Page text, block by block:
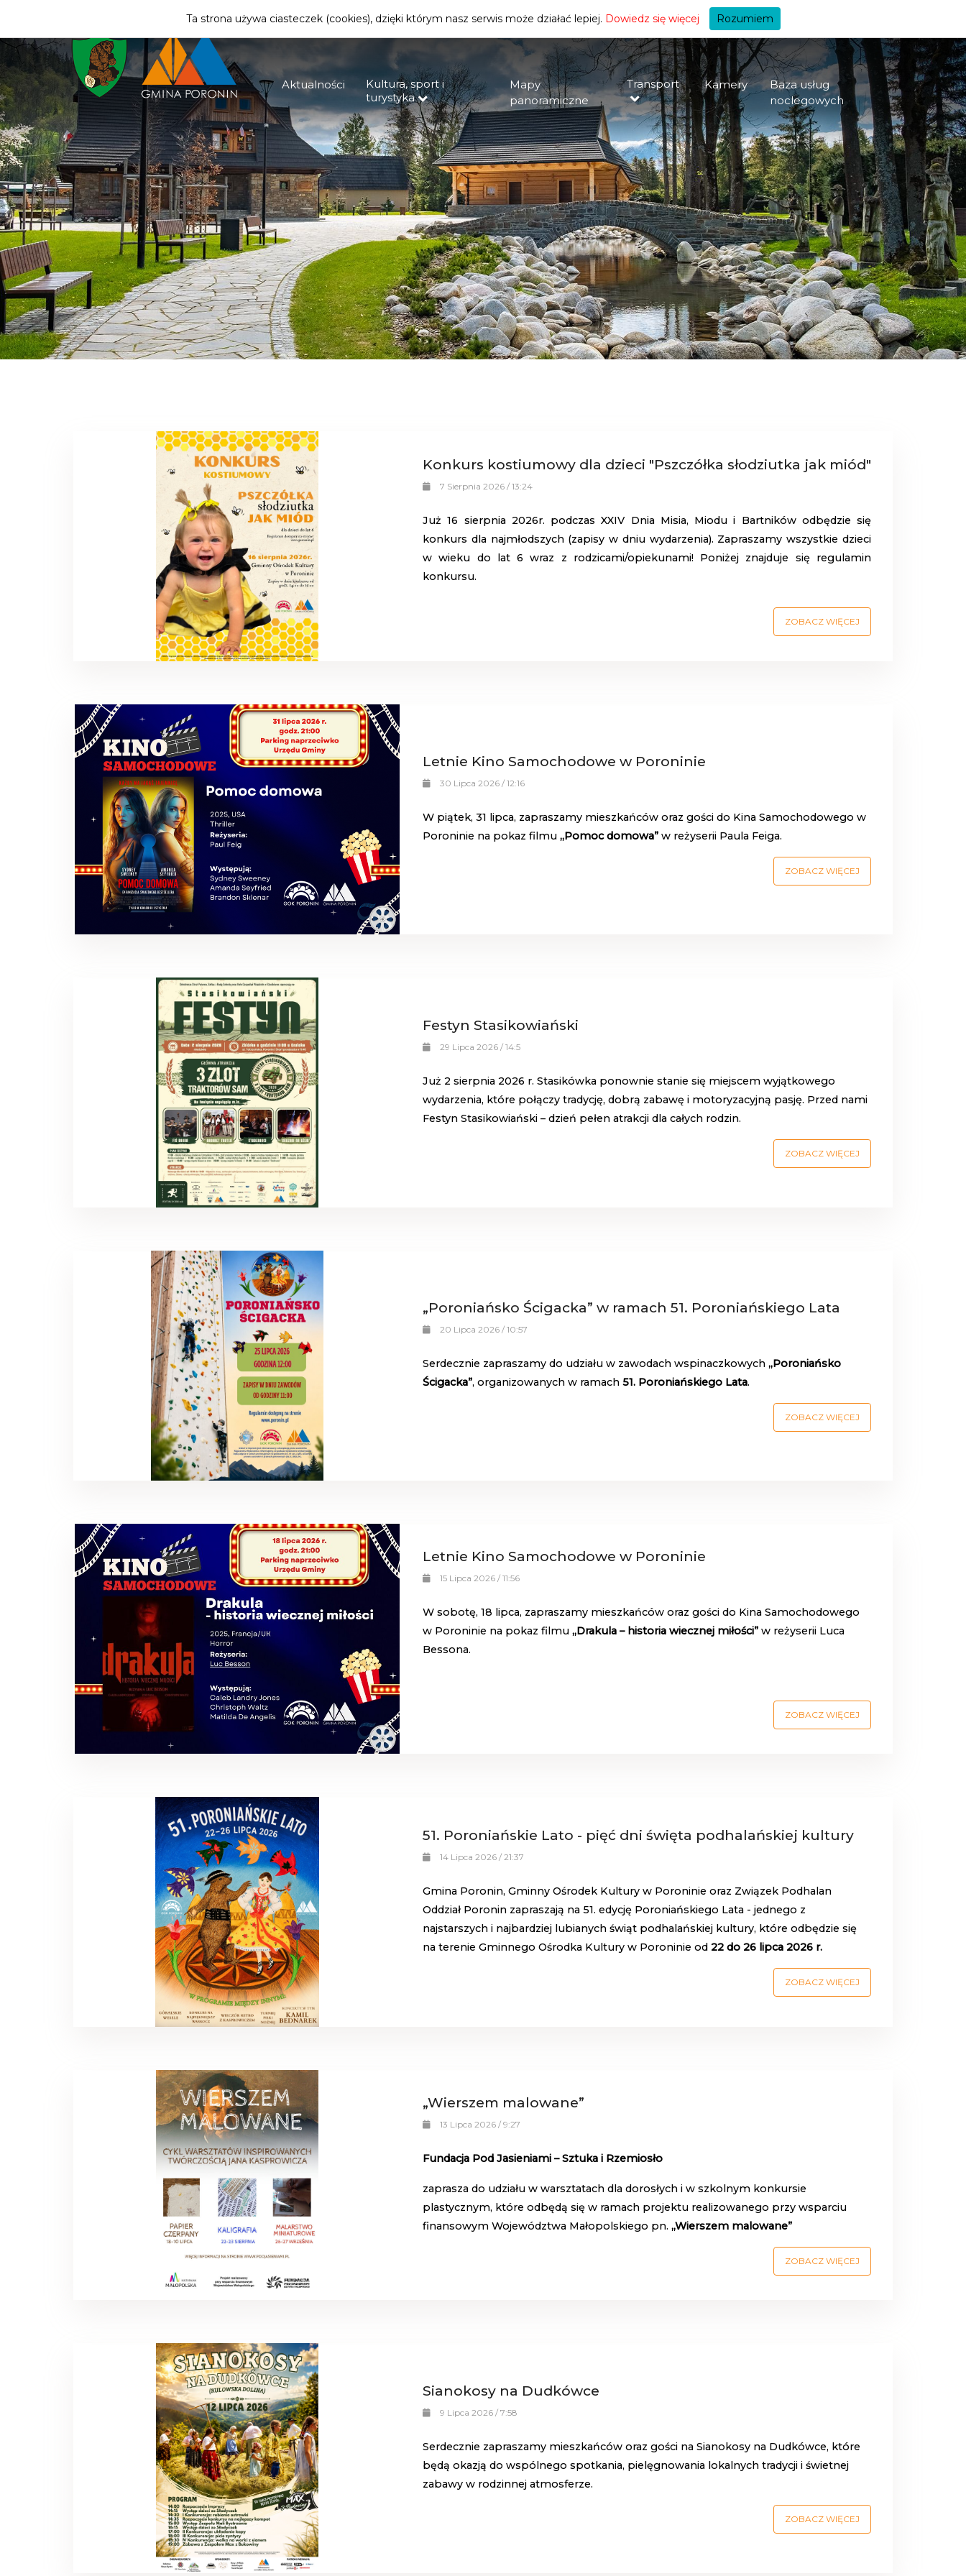
| TURYSTA +A
Aktualności
Kultura, sport i
turystyka
Mapy
panoramiczne
Transport Kamery
Baza usług
noclegowych
Konkurs kostiumowy dla dzieci "Pszczółka słodziutka jak miód"
7 Sierpnia 2026 / 13:24
Już 16 sierpnia 2026r. podczas XXIV Dnia Misia, Miodu i Bartników odbędzie się
konkurs dla najmłodszych (zapisy w dniu wydarzenia). Zapraszamy wszystkie dzieci
w wieku do lat 6 wraz z rodzicami/opiekunami! Poniżej znajduje się regulamin
konkursu.
ZOBACZ WIĘCEJ
Letnie Kino Samochodowe w Poroninie
30 Lipca 2026 / 12:16
W piątek, 31 lipca, zapraszamy mieszkańców oraz gości do Kina Samochodowego w
Poroninie na pokaz filmu „Pomoc domowa” w reżyserii Paula Feiga.
ZOBACZ WIĘCEJ
Festyn Stasikowiański
29 Lipca 2026 / 14:5
Już 2 sierpnia 2026 r. Stasikówka ponownie stanie się miejscem wyjątkowego
wydarzenia, które połączy tradycję, dobrą zabawę i motoryzacyjną pasję. Przed nami
Festyn Stasikowiański – dzień pełen atrakcji dla całych rodzin.
ZOBACZ WIĘCEJ
„Poroniańsko Ścigacka” w ramach 51. Poroniańskiego Lata
20 Lipca 2026 / 10:57
Serdecznie zapraszamy do udziału w zawodach wspinaczkowych „Poroniańsko
Ścigacka”, organizowanych w ramach 51. Poroniańskiego Lata.
ZOBACZ WIĘCEJ
Letnie Kino Samochodowe w Poroninie
15 Lipca 2026 / 11:56
W sobotę, 18 lipca, zapraszamy mieszkańców oraz gości do Kina Samochodowego
w Poroninie na pokaz filmu „Drakula – historia wiecznej miłości” w reżyserii Luca
Bessona.
ZOBACZ WIĘCEJ
51. Poroniańskie Lato - pięć dni święta podhalańskiej kultury
14 Lipca 2026 / 21:37
Gmina Poronin, Gminny Ośrodek Kultury w Poroninie oraz Związek Podhalan
Oddział Poronin zapraszają na 51. edycję Poroniańskiego Lata - jednego z
najstarszych i najbardziej lubianych świąt podhalańskiej kultury, które odbędzie się
na terenie Gminnego Ośrodka Kultury w Poroninie od 22 do 26 lipca 2026 r.
ZOBACZ WIĘCEJ
„Wierszem malowane”
13 Lipca 2026 / 9:27
Fundacja Pod Jasieniami – Sztuka i Rzemiosło
zaprasza do udziału w warsztatach dla dorosłych i w szkolnym konkursie
plastycznym, które odbędą się w ramach projektu realizowanego przy wsparciu
finansowym Województwa Małopolskiego pn. „Wierszem malowane”
ZOBACZ WIĘCEJ
Sianokosy na Dudkówce
9 Lipca 2026 / 7:58
Serdecznie zapraszamy mieszkańców oraz gości na Sianokosy na Dudkówce, które
będą okazją do wspólnego spotkania, pielęgnowania lokalnych tradycji i świetnej
zabawy w rodzinnej atmosferze.
ZOBACZ WIĘCEJ
Ta strona używa ciasteczek (cookies), dzięki którym nasz serwis może działać lepiej. Dowiedz się więcej Rozumiem